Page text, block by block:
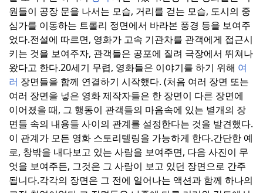
원들이 공장 문을 나서는 모습, 거리를 걷는 모습, 도시의 중
심가를 이동하는 트롤리 정면에서 바라본 풍경 등을 보여주
었다.전설에 따르면, 영화가 고속 기관차를 관객에게 접근시
키는 것을 보여주자, 관객들은 공포에 질려 극장에서 뛰쳐나
왔다고 한다.20세기 무렵, 영화들은 이야기를 하기 위해 여
러 장면들을 함께 연결하기 시작했다. (처음 여러 장면 또는
여러 장면을 넣은 영화 제작자들은 한 장면이 다른 장면에
이어졌을 때, 그 행동이 관객들의 마음속에 있는 별개의 장
면들 속의 내용들 사이의 관계를 설정한다는 것을 발견했다.
이 관계가 모든 영화 스토리텔링을 가능하게 한다.간단한 예
로, 창밖을 내다보고 있는 사람을 보여주면, 다음 사진이 무
엇을 보여주든, 그것은 그 사람이 보고 있던 장면으로 간주
됩니다.각각의 장면은 그 전에 일어나는 액션과 함께 하나의